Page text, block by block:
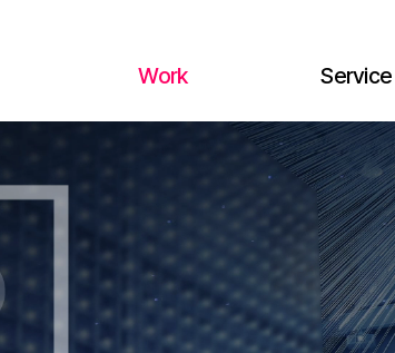
Work Service